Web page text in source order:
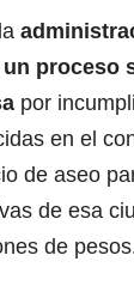
proceso
por
en el
de aseo
de esa
de